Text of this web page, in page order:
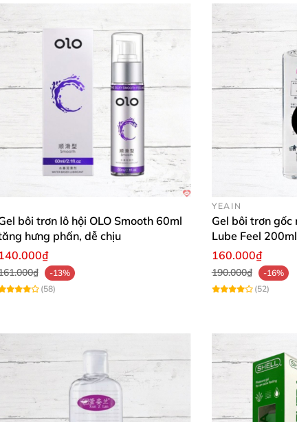
bôi trơn lô hội OLO Smooth 60ml
hưng phấn, dễ chịu
140.000₫
-13%
(58)
YEAIN
Gel bôi trơn gốc
Lube Feel
160.000₫
190.000₫
-16%
(52)